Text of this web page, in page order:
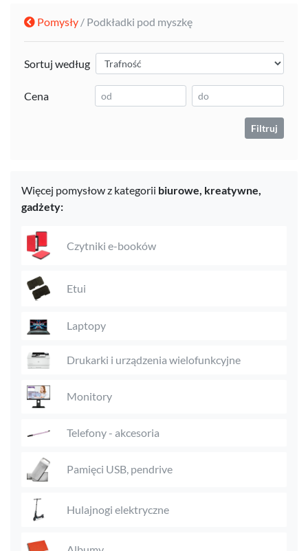
Pomysły / Podkładki pod myszkę
Sortuj według
Cena
Filtruj
Więcej pomysłow z kategorii biurowe, kreatywne,
gadżety:
Czytniki e-booków
Etui
Laptopy
Drukarki i urządzenia wielofunkcyjne
Monitory
Telefony - akcesoria
Pamięci USB, pendrive
Hulajnogi elektryczne